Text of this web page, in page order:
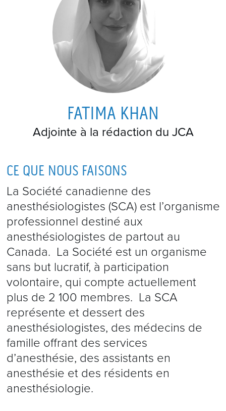
FATIMA KHAN
Adjointe à la rédaction du JCA
CE QUE NOUS FAISONS
La Société canadienne des
anesthésiologistes (SCA) est l’organisme
professionnel destiné aux
anesthésiologistes de partout au
Canada. La Société est un organisme
sans but lucratif, à participation
volontaire, qui compte actuellement
plus de 2 100 membres. La SCA
représente et dessert des
anesthésiologistes, des médecins de
famille offrant des services
d’anesthésie, des assistants en
anesthésie et des résidents en
anesthésiologie.